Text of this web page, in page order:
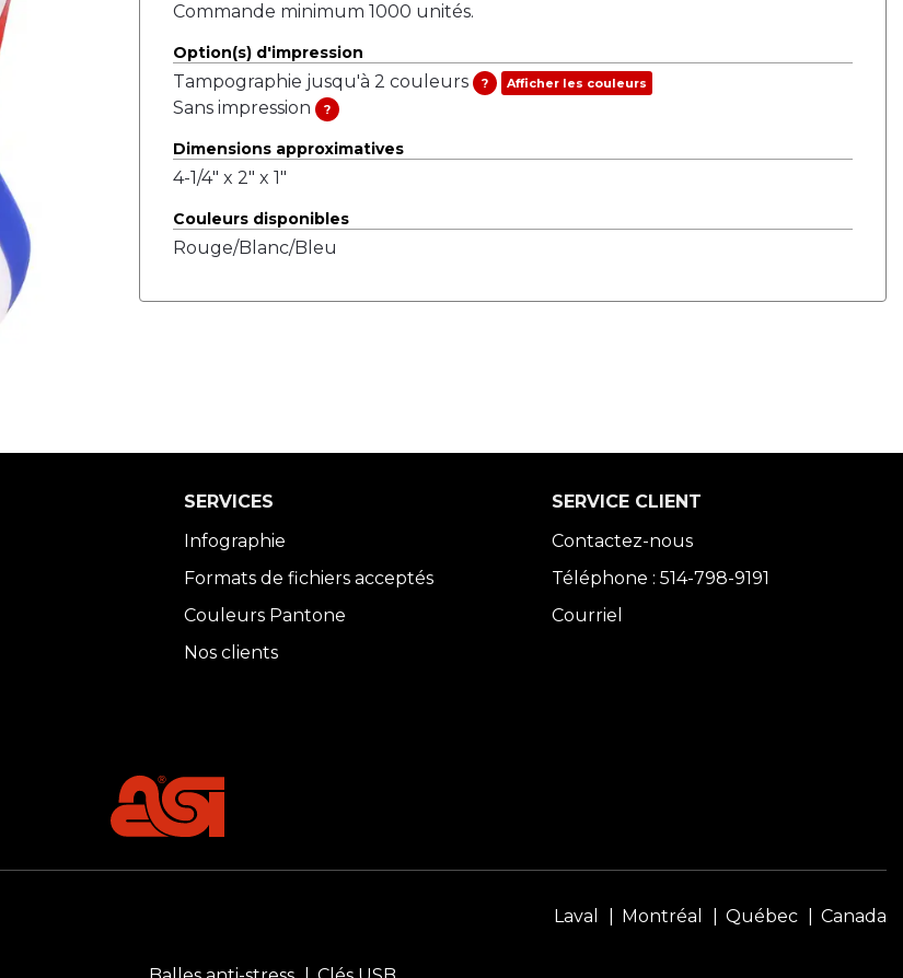
Commande minimum 1000 unités.
Option(s) d'impression
Tampographie jusqu'à 2 couleurs ? Afficher les couleurs
Sans impression ?
Dimensions approximatives
4-1/4" x 2" x 1"
Couleurs disponibles
Rouge/Blanc/Bleu
SERVICES
Infographie
Formats de fichiers acceptés
Couleurs Pantone
Nos clients
SERVICE CLIENT
Contactez-nous
Téléphone : 514-798-9191
Courriel
Laval Montréal Québec Canada